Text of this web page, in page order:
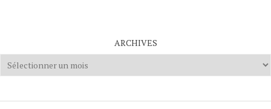
ARCHIVES
Archives